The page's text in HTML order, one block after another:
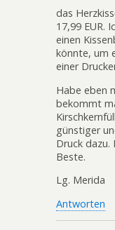
das
17,99 EUR.
einen
könnte, um
einer
Habe eben
bekommt
günstiger
Druck
Beste.
Lg. Merida
Antworten